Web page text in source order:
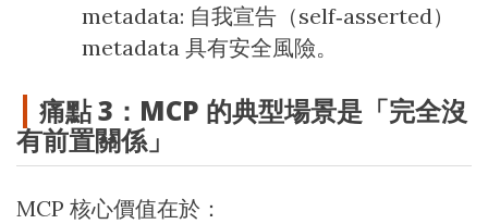
metadata: 自我宣告（self‑asserted）
metadata 具有安全風險。
痛點 3：MCP 的典型場景是「完全沒
有前置關係」
MCP 核心價值在於：